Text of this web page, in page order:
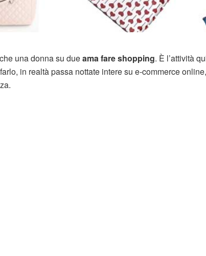
una donna su dueama fare shopping. È l’attività
in realtà passa nottate intere su e-commerce